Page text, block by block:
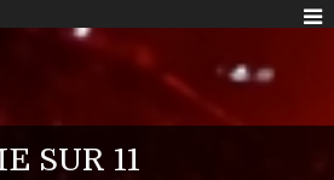
SUR 11